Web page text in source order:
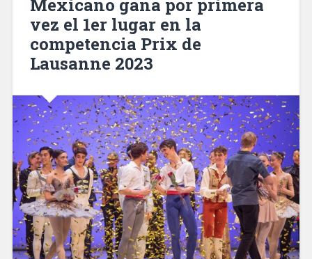
Mexicano gana por primera
vez el 1er lugar en la
competencia Prix de
Lausanne 2023